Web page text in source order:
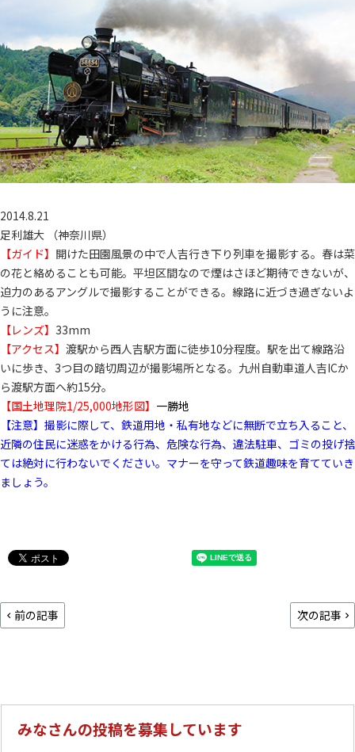
2014.8.21
足利雄大 （神奈川県）
【ガイド】 開けた田園風景の中で人吉行き下り列車を撮影する。春は菜
の花と絡めることも可能。平坦区間なので煙はさほど期待できないが、
迫力のあるアングルで撮影することができる。線路に近づき過ぎないよ
うに注意。
【レンズ】 33mm
【アクセス】 渡駅から西人吉駅方面に徒歩10分程度。駅を出て線路沿
いに歩き、3つ目の踏切周辺が撮影場所となる。九州自動車道人吉ICか
ら渡駅方面へ約15分。
【国土地理院1/25,000地形図】 一勝地
【注意】撮影に際して、鉄道用地・私有地などに無断で立ち入ること、
近隣の住民に迷惑をかける行為、危険な行為、違法駐車、ゴミの投げ捨
ては絶対に行わないでください。マナーを守って鉄道趣味を育てていき
ましょう。
前の記事 次の記事
みなさんの投稿を募集しています